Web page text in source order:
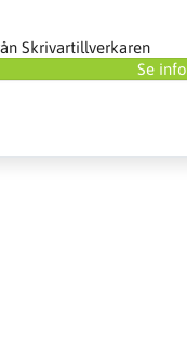
Skrivartillverkaren
Se info